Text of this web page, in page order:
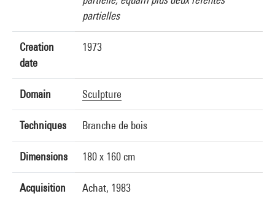
partielles
Creation
date
1973
Domain Sculpture
Techniques Branche de bois
Dimensions 180 x 160 cm
Acquisition Achat, 1983